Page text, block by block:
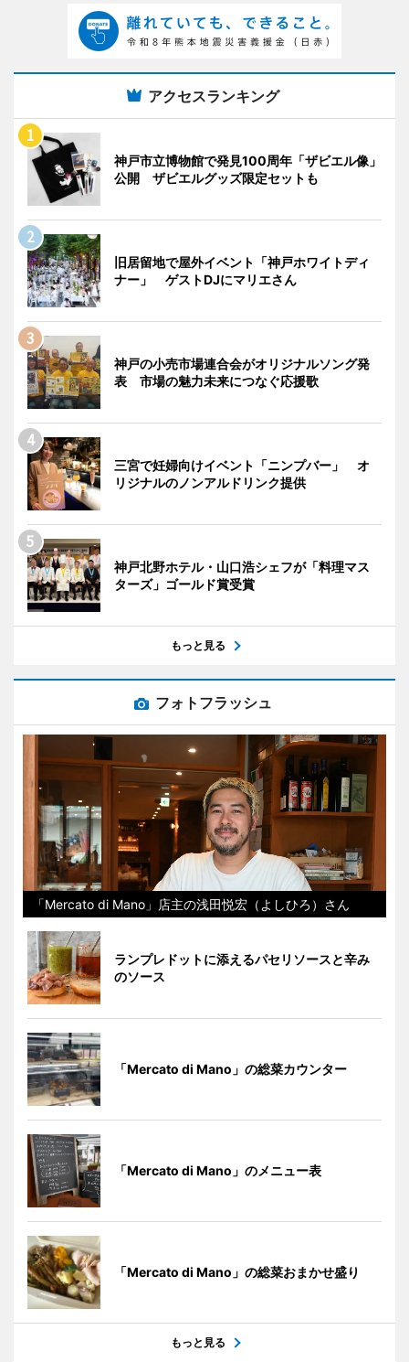
アクセスランキング
神戸市立博物館で発見100周年「ザビエル像」
公開 ザビエルグッズ限定セットも
旧居留地で屋外イベント「神戸ホワイトディ
ナー」 ゲストDJにマリエさん
神戸の小売市場連合会がオリジナルソング発
表 市場の魅力未来につなぐ応援歌
三宮で妊婦向けイベント「ニンプバー」 オ
リジナルのノンアルドリンク提供
神戸北野ホテル・山口浩シェフが「料理マス
ターズ」ゴールド賞受賞
もっと見る
フォトフラッシュ
「Mercato di Mano」店主の浅田悦宏（よしひろ）さん
ランプレドットに添えるパセリソースと辛み
のソース
「Mercato di Mano」の総菜カウンター
「Mercato di Mano」のメニュー表
「Mercato di Mano」の総菜おまかせ盛り
もっと見る